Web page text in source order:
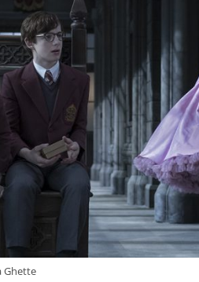
Ghette